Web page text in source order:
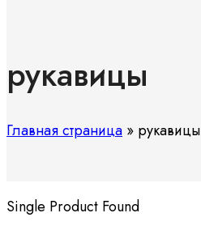
рукавицы
Главная страница » рукавицы
Single Product Found